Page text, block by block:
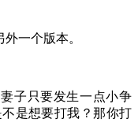
一个版本。
子只要发生一点小争
是想要打我？那你打